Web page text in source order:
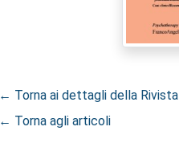
← Torna ai dettagli della Rivista
← Torna agli articoli